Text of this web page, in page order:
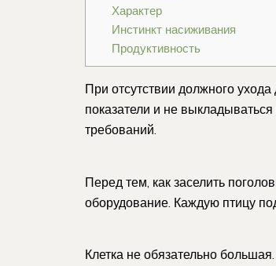
Характер
Инстинкт насиживания
Продуктивность
При отсутствии должного
показатели и не
требований.
Перед тем, как заселить
оборудование. Каждую птицу
Клетка не обязательно